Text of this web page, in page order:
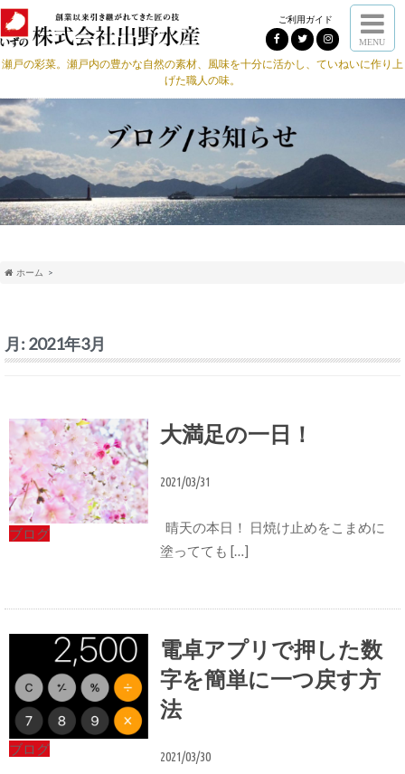
ご利用ガイド
MENU
瀬戸の彩菜。瀬戸内の豊かな自然の素材、風味を十分に活かし、ていねいに作り上
げた職人の味。
ホーム
月: 2021年3月
ブログ
大満足の一日！
2021/03/31
晴天の本日！ 日焼け止めをこまめに
塗ってても […]
ブログ
電卓アプリで押した数
字を簡単に一つ戻す方
法
2021/03/30